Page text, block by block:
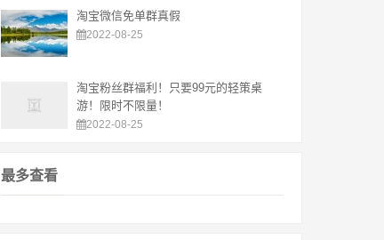
淘宝微信免单群真假
2022-08-25
淘宝粉丝群福利！只要99元的轻策桌
游！限时不限量！
2022-08-25
最多查看